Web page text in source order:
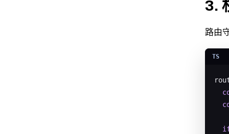
3.
路由